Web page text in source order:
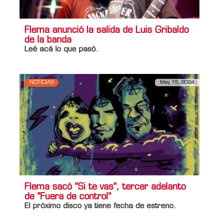
Flema anunció la salida de Luis Gribaldo
de la banda
Leé acá lo que pasó.
NOTICIAS May 15, 2024
Flema sacó "Si te vas", tercer adelanto
de "Fuera de control"
El próximo disco ya tiene fecha de estreno.